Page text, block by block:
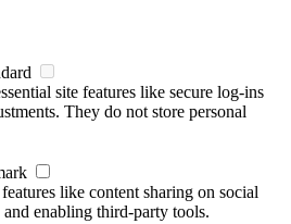
site features like secure log-ins
They do not store personal
like content sharing on social
enabling third-party tools.